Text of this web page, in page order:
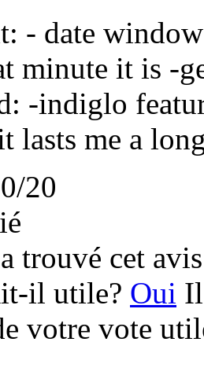
- date
minute it is -
-indiglo
lasts me a
20
trouvé cet
il utile? Oui
votre vote